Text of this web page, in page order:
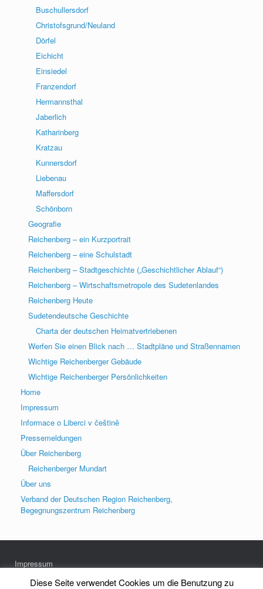
Buschullersdorf
Christofsgrund/Neuland
Dörfel
Eichicht
Einsiedel
Franzendorf
Hermannsthal
Jaberlich
Katharinberg
Kratzau
Kunnersdorf
Liebenau
Maffersdorf
Schönborn
Geografie
Reichenberg – ein Kurzportrait
Reichenberg – eine Schulstadt
Reichenberg – Stadtgeschichte („Geschichtlicher Ablauf“)
Reichenberg – Wirtschaftsmetropole des Sudetenlandes
Reichenberg Heute
Sudetendeutsche Geschichte
Charta der deutschen Heimatvertriebenen
Werfen Sie einen Blick nach … Stadtpläne und Straßennamen
Wichtige Reichenberger Gebäude
Wichtige Reichenberger Persönlichkeiten
Home
Impressum
Informace o Liberci v češtině
Pressemeldungen
Über Reichenberg
Reichenberger Mundart
Über uns
Verband der Deutschen Region Reichenberg,
Begegnungszentrum Reichenberg
Impressum
Datenschutz
Diese Seite verwendet Cookies um die Benutzung zu